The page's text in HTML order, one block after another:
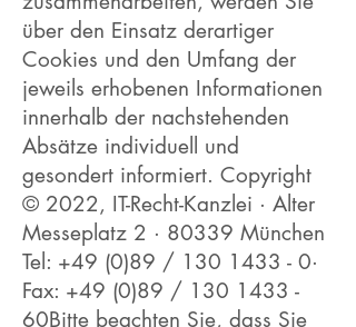
über den Einsatz derartiger
Cookies und den Umfang der
jeweils erhobenen Informationen
innerhalb der nachstehenden
Absätze individuell und
gesondert informiert. Copyright
© 2022, IT-Recht-Kanzlei · Alter
Messeplatz 2 · 80339 München
Tel: +49 (0)89 / 130 1433 - 0·
Fax: +49 (0)89 / 130 1433 -
60Bitte beachten Sie, dass Sie